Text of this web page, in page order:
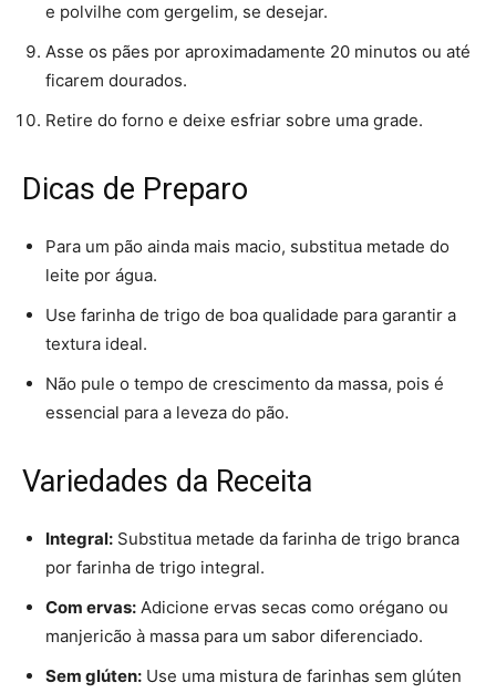
e polvilhe com gergelim, se desejar.
Asse os pães por aproximadamente 20 minutos ou até
ficarem dourados.
Retire do forno e deixe esfriar sobre uma grade.
Dicas de Preparo
Para um pão ainda mais macio, substitua metade do
leite por água.
Use farinha de trigo de boa qualidade para garantir a
textura ideal.
Não pule o tempo de crescimento da massa, pois é
essencial para a leveza do pão.
Variedades da Receita
Integral: Substitua metade da farinha de trigo branca
por farinha de trigo integral.
Com ervas: Adicione ervas secas como orégano ou
manjericão à massa para um sabor diferenciado.
Sem glúten: Use uma mistura de farinhas sem glúten